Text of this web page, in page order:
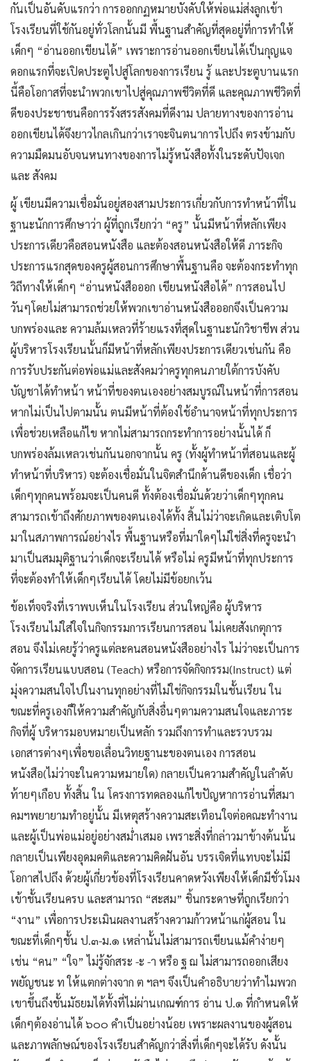
กันเป็นอันดับแรกว่า การออกกฏหมายบังคับให้พ่อแม่ส่งลูกเข้า
โรงเรียนที่ใช้กันอยู่ทั่วโลกนั้นมี พื้นฐานสำคัญที่สุดอยู่ที่การทำให้
เด็กๆ “อ่านออกเขียนได้” เพราะการอ่านออกเขียนได้เป็นกุญแจ
ดอกแรกที่จะเปิดประตูไปสู่โลกของการเรียน รู้ และประตูบานแรก
นี้คือโอกาสที่จะนำพวกเขาไปสู่คุณภาพชีวิตที่ดี และคุณภาพชีวิตที่
ดีของประชาชนคือการรังสรรสังคมที่ดีงาม ปลายทางของการอ่าน
ออกเขียนได้จึงยาวไกลเกินกว่าเราจะจินตนาการไปถึง ตรงข้ามกับ
ความมืดมนอับจนหนทางของการไม่รู้หนังสือทั้งในระดับปัจเจก
และ สังคม
ผู้ เขียนมีความเชื่อมั่นอยู่สองสามประการเกี่ยวกับการทำหน้าที่ใน
ฐานะนักการศึกษาว่า ผู้ที่ถูกเรียกว่า “ครู” นั้นมีหน้าที่หลักเพียง
ประการเดียวคือสอนหนังสือ และต้องสอนหนังสือให้ดี ภาระกิจ
ประการแรกสุดของครูผู้สอนการศึกษาพื้นฐานคือ จะต้องกระทำทุก
วิถีทางให้เด็กๆ “อ่านหนังสือออก เขียนหนังสือได้” การสอนไป
วันๆโดยไม่สามารถช่วยให้พวกเขาอ่านหนังสือออกจึงเป็นความ
บกพร่องและ ความล้มเหลวที่ร้ายแรงที่สุดในฐานะนักวิชาชีพ ส่วน
ผู้บริหารโรงเรียนนั้นก็มีหน้าที่หลักเพียงประการเดียวเช่นกัน คือ
การรับประกันต่อพ่อแม่และสังคมว่าครูทุกคนภายใต้การบังคับ
บัญชาได้ทำหน้า หน้าที่ของตนเองอย่างสมบูรณ์ในหน้าที่การสอน
หากไม่เป็นไปตามนั้น ตนมีหน้าที่ต้องใช้อำนาจหน้าที่ทุกประการ
เพื่อช่วยเหลือแก้ไข หากไม่สามารถกระทำการอย่างนั้นได้ ก็
บกพร่องล้มเหลวเช่นกันนอกจากนั้น ครู (ทั้งผู้ทำหน้าที่สอนและผู้
ทำหน้าที่บริหาร) จะต้องเชื่อมั่นในจิตสำนึกด้านดีของเด็ก เชื่อว่า
เด็กๆทุกคนพร้อมจะเป็นคนดี ทั้งต้องเชื่อมั่นด้วยว่าเด็กๆทุกคน
สามารถเข้าถึงศักยภาพของตนเองได้ทั้ง สิ้นไม่ว่าจะเกิดและเติบโต
มาในสภาพการณ์อย่างไร พื้นฐานหรือที่มาใดๆไม่ใช่สิ่งที่ครูจะนำ
มาเป็นสมมุติฐานว่าเด็กจะเรียนได้ หรือไม่ ครูมีหน้าที่ทุกประการ
ที่จะต้องทำให้เด็กๆเรียนได้ โดยไม่มีข้อยกเว้น
ข้อเท็จจริงที่เราพบเห็นในโรงเรียน ส่วนใหญ่คือ ผู้บริหาร
โรงเรียนไม่ใส่ใจในกิจกรรมการเรียนการสอน ไม่เคยสังเกตุการ
สอน จึงไม่เคยรู้ว่าครูแต่ละคนสอนหนังสืออย่างไร ไม่ว่าจะเป็นการ
จัดการเรียนแบบสอน (Teach) หรือการจัดกิจกรรม(Instruct) แต่
มุ่งความสนใจไปในงานทุกอย่างที่ไม่ใช่กิจกรรมในชั้นเรียน ใน
ขณะที่ครูเองก็ให้ความสำคัญกับสิ่งอื่นๆตามความสนใจและภาระ
กิจที่ผู้ บริหารมอบหมายเป็นหลัก รวมถึงการทำและรวบรวม
เอกสารต่างๆเพื่อขอเลื่อนวิทยฐานะของตนเอง การสอน
หนังสือ(ไม่ว่าจะในความหมายใด) กลายเป็นความสำคัญในลำดับ
ท้ายๆเกือบ ทั้งสิ้น ใน โครงการทดลองแก้ไขปัญหาการอ่านที่สมา
คมฯพยายามทำอยู่นั้น มีเหตุสร้างความสะเทือนใจต่อคณะทำงาน
และผู้เป็นพ่อแม่อยู่อย่างสม่ำเสมอ เพราะสิ่งที่กล่าวมาข้างต้นนั้น
กลายเป็นเพียงอุดมคติและความคิดฝันอัน บรรเจิดที่แทบจะไม่มี
โอกาสไปถึง ด้วยผู้เกี่ยวข้องที่โรงเรียนคาดหวังเพียงให้เด็กมีชั่วโมง
เข้าชั้นเรียนครบ และสามารถ “สะสม” ชิ้นกระดาษที่ถูกเรียกว่า
“งาน” เพื่อการประเมินผลงานสร้างความก้าวหน้าแก่ผู้สอน ใน
ขณะที่เด็กๆชั้น ป.๓-ม.๑ เหล่านั้นไม่สามารถเขียนแม้คำง่ายๆ
เช่น “คน” “ใจ” ไม่รู้จักสระ -ะ -า หรือ ฐ ฌ ไม่สามารถออกเสียง
พยัญชนะ ท ให้แตกต่างจาก ต ฯลฯ จึงเป็นคำอธิบายว่าทำไมพวก
เขาขึ้นถึงชั้นมัธยมได้ทั้งที่ไม่ผ่านเกณฑ์การ อ่าน ป.๑ ที่กำหนดให้
เด็กๆต้องอ่านได้ ๖๐๐ คำเป็นอย่างน้อย เพราะผลงานของผู้สอน
และภาพลักษณ์ของโรงเรียนสำคัญกว่าสิ่งที่เด็กๆจะได้รับ ดังนั้น